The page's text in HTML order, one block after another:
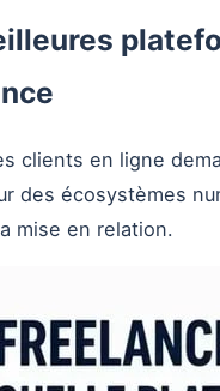
clients en ligne
des écosystèmes
mise en relation.